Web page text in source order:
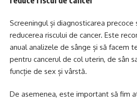
Screeningul și diagnosticarea
reducerea riscului de cancer. Este
anual analizele de sânge și să facem
pentru cancerul de col uterin, de sân
funcție de sex și vârstă.
De asemenea, este important să fim